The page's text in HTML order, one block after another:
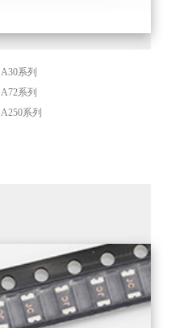
A30系列
A72系列
A250系列